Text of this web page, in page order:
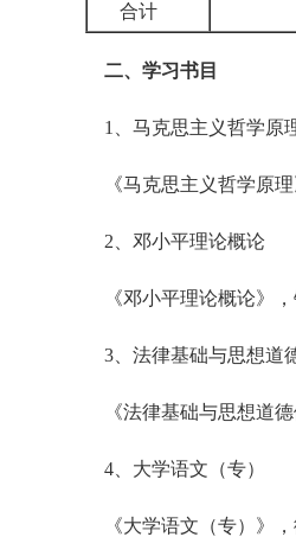
合计
二、学习书目
1、马克思主义哲学原
《马克思主义哲学原理
2、邓小平理论概论
《邓小平理论概论》，
3、法律基础与思想道
《法律基础与思想道德
4、大学语文（专）
《大学语文（专）》，